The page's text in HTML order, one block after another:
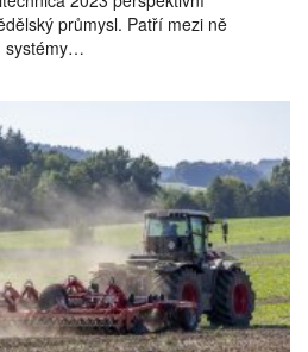
průmysl. Patří mezi ně
systémy…